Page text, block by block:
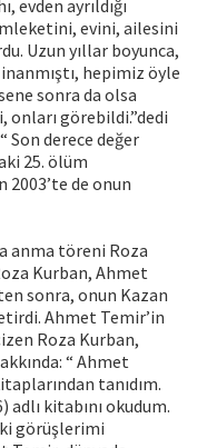
evden ayrıldığı
evini, ailesini
Uzun yıllar boyunca,
hepimiz öyle
sonra da olsa
görebildi.”dedi
Son derece değer
25. ölüm
2003’te de onun
anma töreni Roza
Kurban, Ahmet
sonra, onun Kazan
Ahmet Temir’in
Roza Kurban,
“ Ahmet
tanıdım.
adlı kitabını okudum.
görüşlerimi